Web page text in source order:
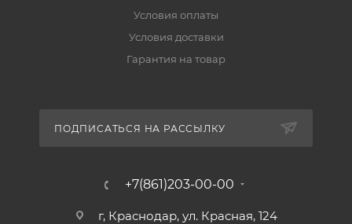
Условия оплаты
Условия доставки
Гарантия на товар
ПОДПИСАТЬСЯ НА РАССЫЛКУ
+7(861)203-00-00
г, Краснодар, ул. Красная, 124